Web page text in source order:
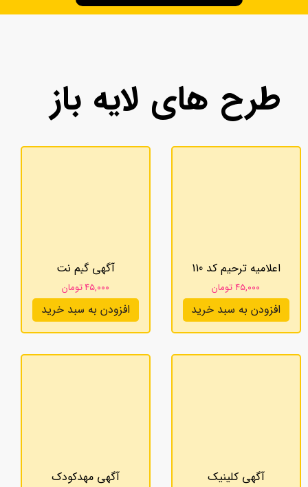
اعلامیه ترحیم کد 110
۴۵,۰۰۰ تومان
افزودن به سبد خرید
آگهی گیم نت
۴۵,۰۰۰ تومان
افزودن به سبد خرید
آگهی کلینیک آگهی مهدکودک
طرح های لایه باز